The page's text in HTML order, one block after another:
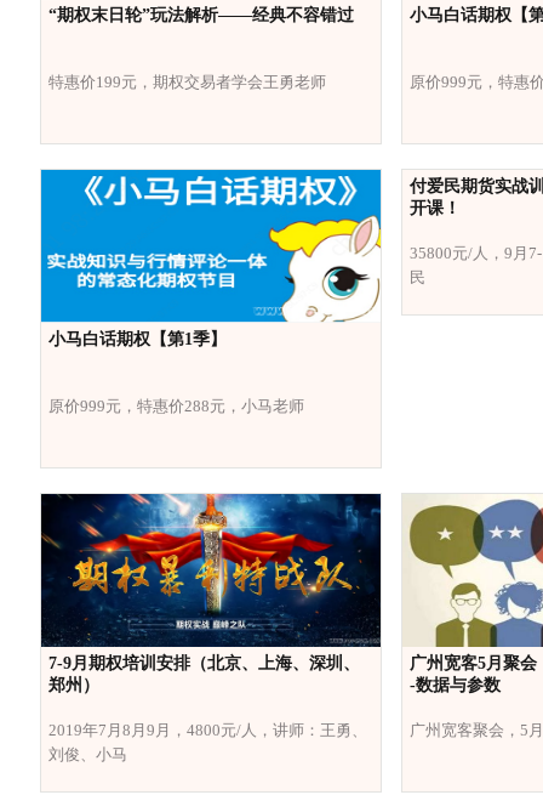
“期权末日轮”玩法解析——经典不容错过
特惠价199元，期权交易者学会王勇老师
小马白话期权【
原价999元，特惠
小马白话期权【第1季】
原价999元，特惠价288元，小马老师
付爱民期货实战
开课！
35800元/人，9月
民
7-9月期权培训安排（北京、上海、深圳、
郑州）
2019年7月8月9月，4800元/人，讲师：王勇、
刘俊、小马
广州宽客5月聚
-数据与参数
广州宽客聚会，5